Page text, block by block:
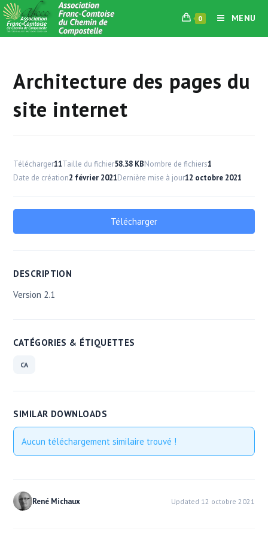
Skip
to
content
0 MENU
Architecture des pages du
site internet
Télécharger11Taille du fichier58.38 KBNombre de fichiers1
Date de création2 février 2021Dernière mise à jour12 octobre 2021
Télécharger
DESCRIPTION
Version 2.1
CATÉGORIES & ÉTIQUETTES
CA
SIMILAR DOWNLOADS
Aucun téléchargement similaire trouvé !
René Michaux Updated 12 octobre 2021